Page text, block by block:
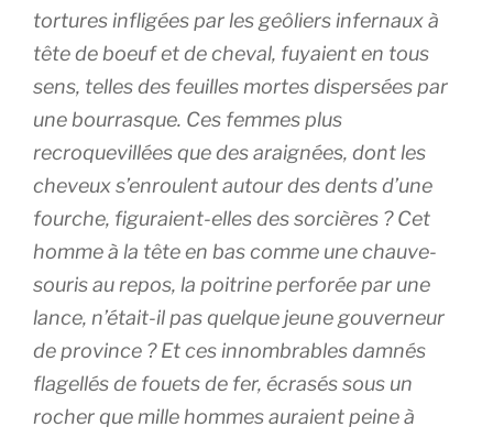
tortures infligées par les geôliers infernaux à
tête de boeuf et de cheval, fuyaient en tous
sens, telles des feuilles mortes dispersées par
une bourrasque. Ces femmes plus
recroquevillées que des araignées, dont les
cheveux s’enroulent autour des dents d’une
fourche, figuraient-elles des sorcières ? Cet
homme à la tête en bas comme une chauve-
souris au repos, la poitrine perforée par une
lance, n’était-il pas quelque jeune gouverneur
de province ? Et ces innombrables damnés
flagellés de fouets de fer, écrasés sous un
rocher que mille hommes auraient peine à